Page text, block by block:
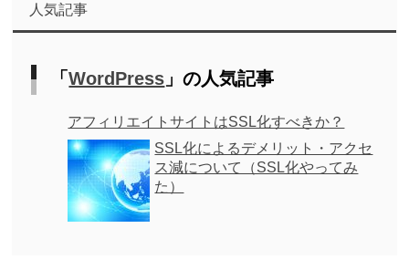
人気記事
「WordPress 」の人気記事
アフィリエイトサイトはSSL化すべきか？
SSL化によるデメリット・アクセ
ス減について（SSL化やってみ
た）